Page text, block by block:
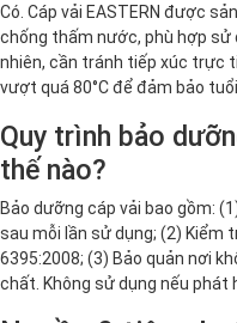
Có. Cáp vải EASTERN được
chống thấm nước, phù hợp
nhiên, cần tránh tiếp xúc trực
vượt quá 80°C để đảm bảo
Quy trình bảo
thế nào?
Bảo dưỡng cáp vải bao gồm:
sau mỗi lần sử dụng; (2) Kiểm
6395:2008; (3) Bảo quản nơi
chất. Không sử dụng nếu phát